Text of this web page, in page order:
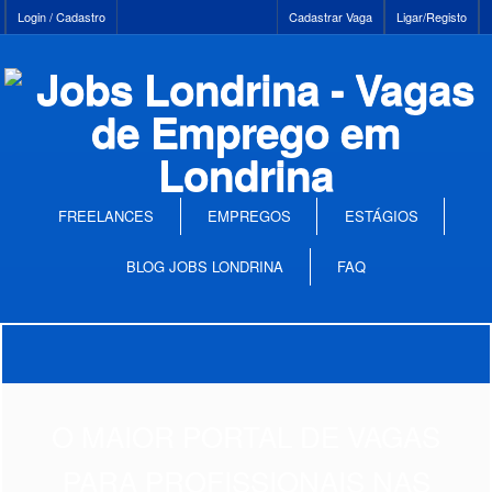
Login / Cadastro Ligar/Registo
Cadastrar Vaga
FREELANCES EMPREGOS ESTÁGIOS
BLOG JOBS LONDRINA FAQ